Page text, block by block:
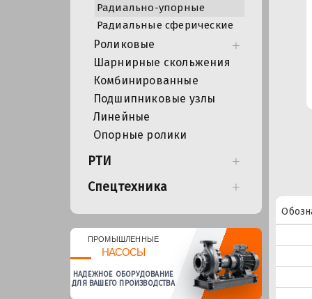
Радиально-упорные
Радиальные сферические
Роликовые
Шарнирные скольжения
Комбинированные
Подшипниковые узлы
Линейные
Опорные ролики
РТИ
Спецтехника
ПРОМЫШЛЕННЫЕ
НАСОСЫ
НАДЕЖНОЕ ОБОРУДОВАНИЕ
ДЛЯ ВАШЕГО ПРОИЗВОДСТВА